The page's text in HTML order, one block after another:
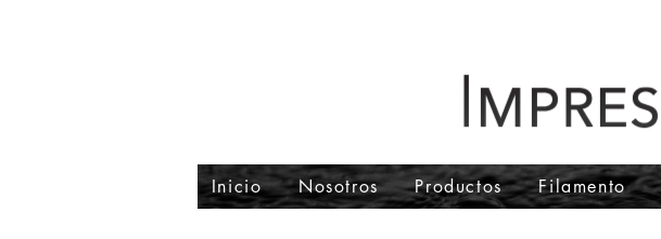
Inicio Nosotros Productos Filamento